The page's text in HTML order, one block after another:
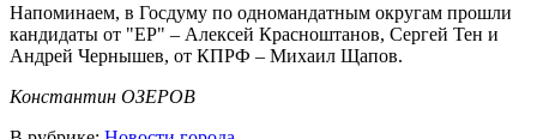
Напоминаем, в Госдуму по одномандатным округам прошли
кандидаты от "ЕР" – Алексей Красноштанов, Сергей Тен и
Андрей Чернышев, от КПРФ – Михаил Щапов.
Константин ОЗЕРОВ